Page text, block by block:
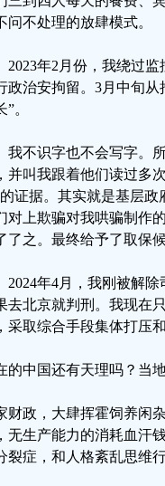
问不处理的放肆模式。
2023年2月份，我绕过
政治安拘留。3月中旬
。
我不识字也不会写字。
并叫我跟着他们读过多
证据。其实就是基层
对上欺骗对我哄骗制作
了之。最终给予了取保
2024年4月，我刚被解
去北京就判刑。我现在
采取综合手段集体打压
的中国还有天理吗？当
财政，大肆挥霍饲养闲
无生产能力的消耗血汗
裂症，和人格紊乱思维